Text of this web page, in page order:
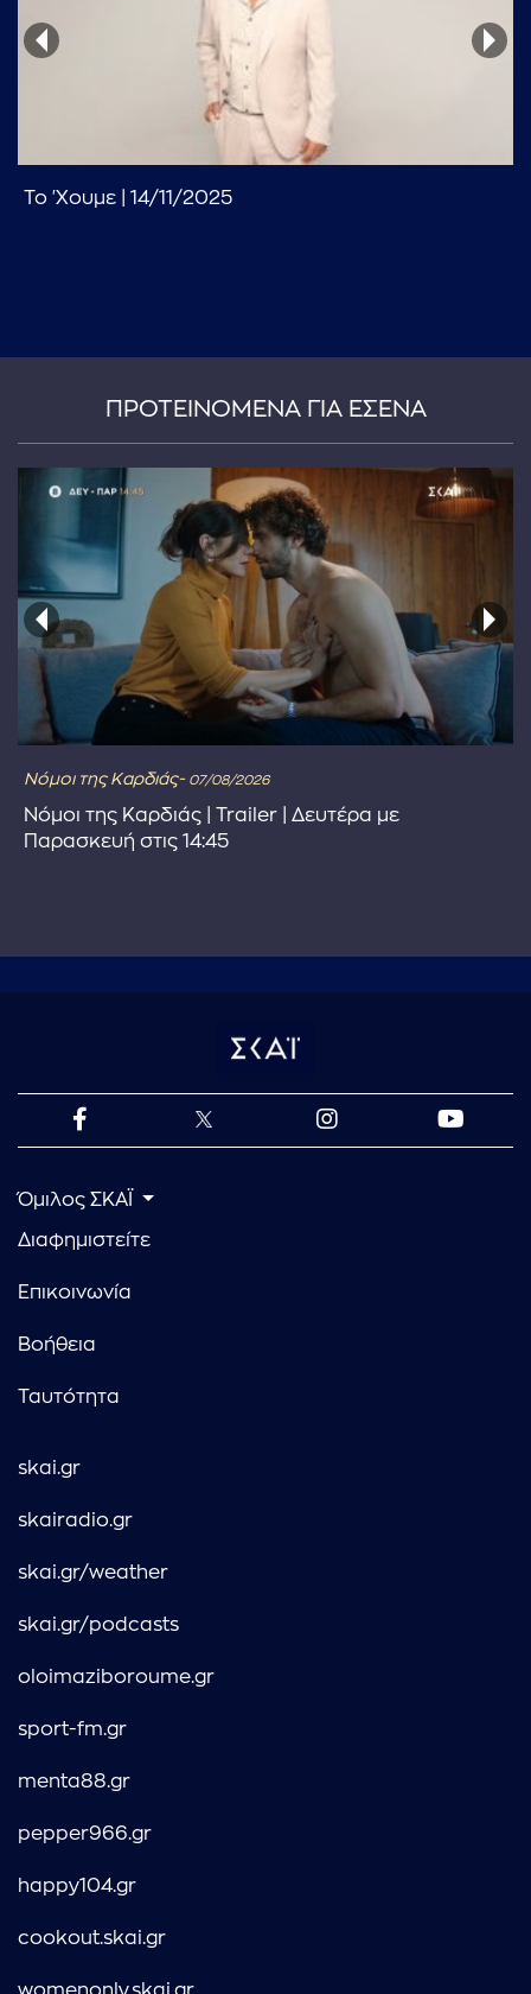
...πληκτρολογήστε κείμενο προς αναζήτηση
Το 'Χουμε | 14/11/2025
ΠΡΟΤΕΙΝΟΜΕΝΑ ΓΙΑ ΕΣΕΝΑ
Νόμοι της Καρδιάς- 07/08/2026
Νόμοι της Καρδιάς | Trailer | Δευτέρα με
Παρασκευή στις 14:45
Όμιλος ΣΚΑΪ
Διαφημιστείτε
Επικοινωνία
Βοήθεια
Ταυτότητα
skai.gr
skairadio.gr
skai.gr/weather
skai.gr/podcasts
oloimaziboroume.gr
sport-fm.gr
menta88.gr
pepper966.gr
happy104.gr
cookout.skai.gr